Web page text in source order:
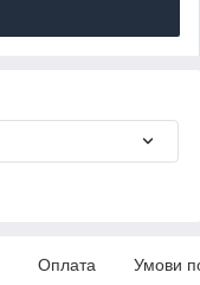
Оплата Умови